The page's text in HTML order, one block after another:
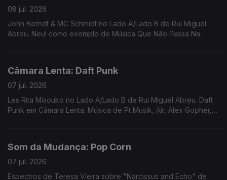
08 jul. 2026
John Berndt & MC Schmidt no Lado A/Lado B de Rui Miguel
Abreu. Neu! como exemplo de Música Que Não Passa Na
Câmara Lenta: Daft Punk
07 jul. 2026
Les Rita Misouko no Lado A/Lado B de Rui Miguel Abreu. Daft
Punk em Câmara Lenta. Música de Pt Musik, Air, Alex Gopher,
Som da Mudança: Pop Corn
07 jul. 2026
Espectros de Teresa Vieira sobre "Narcissus and Echo" de